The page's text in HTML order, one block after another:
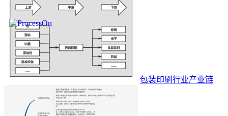
包装印刷行业产业链